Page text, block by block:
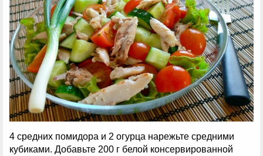
4 средних помидора и 2 огурца нарежьте средними
кубиками. Добавьте 200 г белой консервированной